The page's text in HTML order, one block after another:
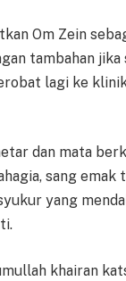
Om Zein
tambahan
lagi ke
dan mata
sang emak
yang
khairan